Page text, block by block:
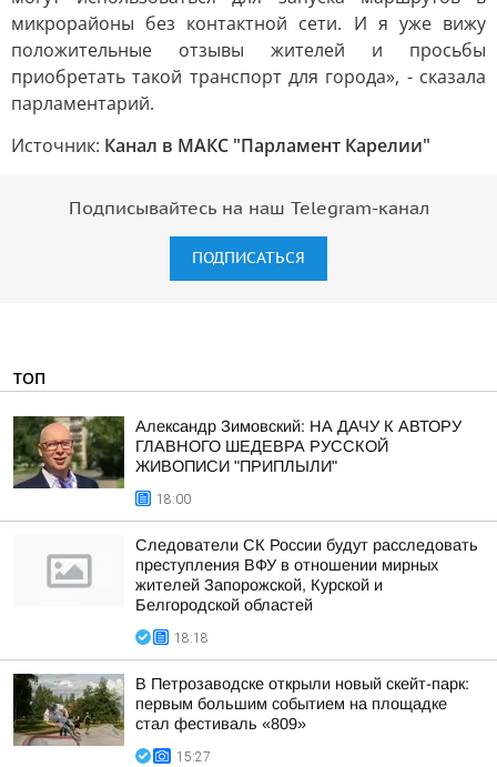
микрорайоны без контактной сети. И я уже вижу
положительные отзывы жителей и просьбы
приобретать такой транспорт для города», - сказала
парламентарий.
Источник: Канал в МАКС "Парламент Карелии"
Подписывайтесь на наш Telegram-канал
ПОДПИСАТЬСЯ
ТОП
Александр Зимовский: НА ДАЧУ К АВТОРУ
ГЛАВНОГО ШЕДЕВРА РУССКОЙ
ЖИВОПИСИ "ПРИПЛЫЛИ"
18:00
Следователи СК России будут расследовать
преступления ВФУ в отношении мирных
жителей Запорожской, Курской и
Белгородской областей
18:18
В Петрозаводске открыли новый скейт-парк:
первым большим событием на площадке
стал фестиваль «809»
15:27